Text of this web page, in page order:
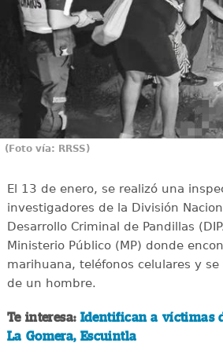
(Foto vía: RRSS)
El 13 de enero, se realizó una
investigadores de la División
Desarrollo Criminal de Pandillas
Ministerio Público (MP) donde
marihuana, teléfonos celulares y
de un hombre.
Te interesa: Identifican a víctimas
La Gomera, Escuintla